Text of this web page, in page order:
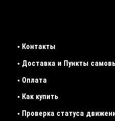
• Контакты
• Доставка и Пункты
• Оплата
• Как купить
• Проверка статуса